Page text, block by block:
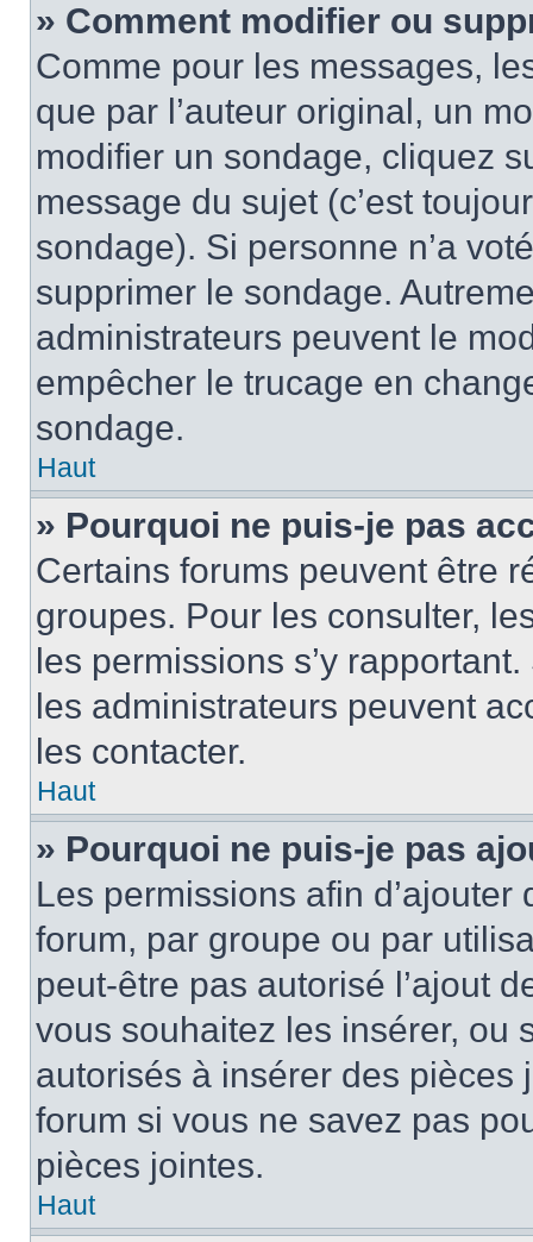
» Comment modifier ou
Comme pour les messages,
que par l’auteur original, un
modifier un sondage, cliquez
message du sujet (c’est
sondage). Si personne n’a
supprimer le sondage.
administrateurs peuvent le
empêcher le trucage en
sondage.
Haut
» Pourquoi ne puis-je pas
Certains forums peuvent être
groupes. Pour les consulter,
les permissions s’y
les administrateurs peuvent
les contacter.
Haut
» Pourquoi ne puis-je pas
Les permissions afin
forum, par groupe ou par
peut-être pas autorisé l’ajout
vous souhaitez les insérer, ou
autorisés à insérer des pièces
forum si vous ne savez pas
pièces jointes.
Haut